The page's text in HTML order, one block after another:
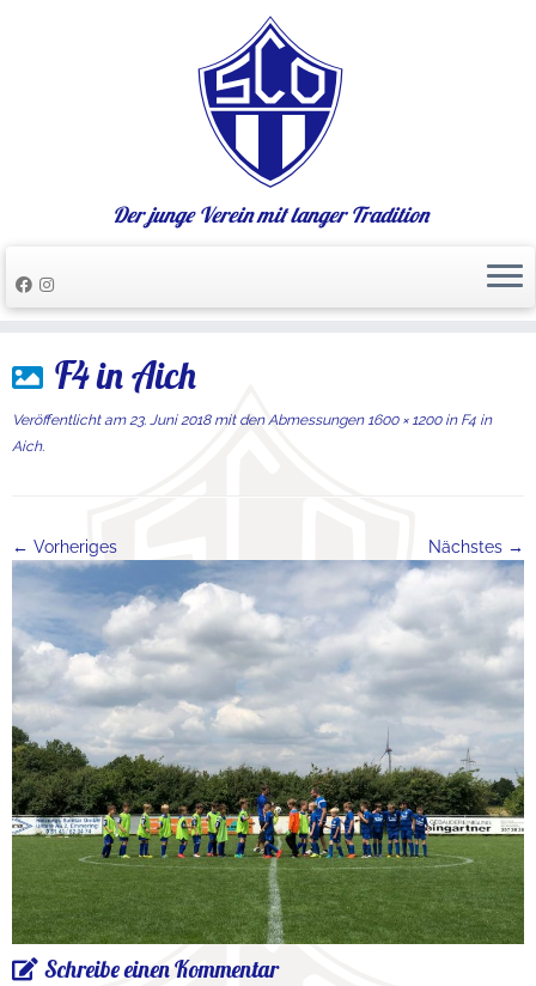
Inhalt
Der junge Verein mit langer Tradition
F4 in Aich
Veröffentlicht am 23. Juni 2018mit den Abmessungen1600 × 1200inF4 in
Aich.
← Vorheriges Nächstes →
Schreibe einen Kommentar